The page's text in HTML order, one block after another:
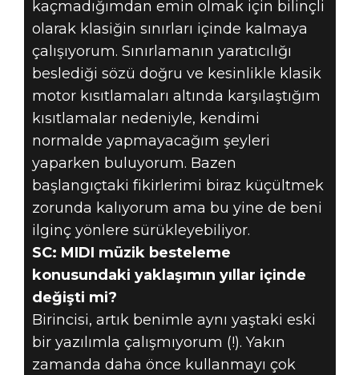
kaçmadığımdan emin olmak için bilinçli
olarak klasiğin sınırları içinde kalmaya
çalışıyorum. Sınırlamanın yaratıcılığı
beslediği sözü doğru ve kesinlikle klasik
motor kısıtlamaları altında karşılaştığım
kısıtlamalar nedeniyle, kendimi
normalde yapmayacağım şeyleri
yaparken buluyorum. Bazen
başlangıçtaki fikirlerimi biraz küçültmek
zorunda kalıyorum ama bu yine de beni
ilginç yönlere sürükleyebiliyor.
SC: MIDI müzik besteleme
konusundaki yaklaşımın yıllar içinde
değişti mi?
Birincisi, artık benimle aynı yaştaki eski
bir yazılımla çalışmıyorum (!). Yakın
zamanda daha önce kullanmayı çok